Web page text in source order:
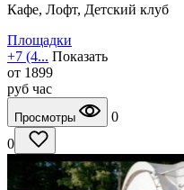
Кафе, Лофт, Детский клуб
Площадки
+7 (4... Показать
от 1899
руб час
Просмотры
0
0